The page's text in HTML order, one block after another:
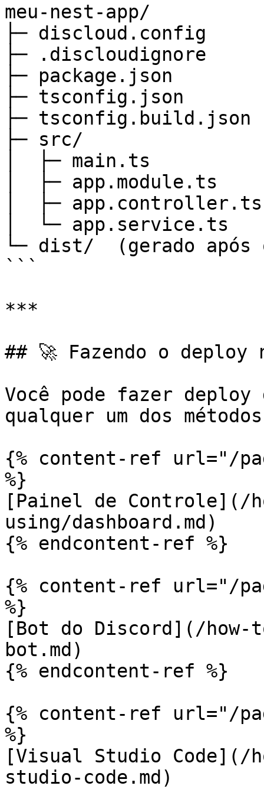
meu-nest-app/
├─ discloud.config
├─ .discloudignore
├─ package.json
├─ tsconfig.json
├─ tsconfig.build.json
├─ src/
│  ├─ main.ts
│  ├─ app.module.ts
│  ├─ app.controller.ts
│  └─ app.service.ts
└─ dist/  (gerado
```
***
## 🚀 Fazendo o deploy
Você pode fazer deploy
qualquer um dos
{% content-ref url="/
%}
[Painel de Controle](/
using/dashboard.md)
{% endcontent-ref %}
{% content-ref url="/
%}
[Bot do Discord](/
bot.md)
{% endcontent-ref %}
{% content-ref url="/
%}
[Visual Studio Code](/
studio-code.md)